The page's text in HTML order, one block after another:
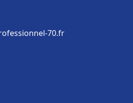
70.fr